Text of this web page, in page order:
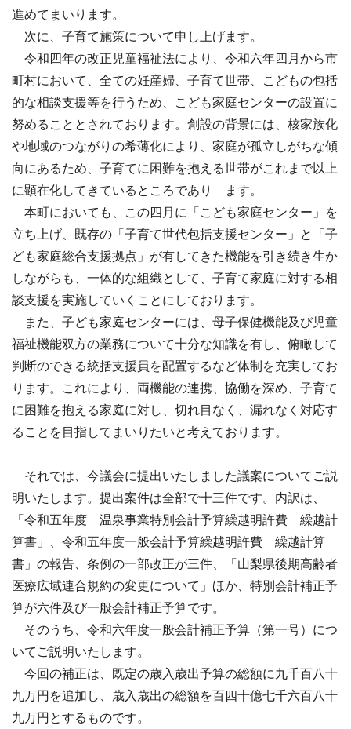
進めてまいります。
次に、子育て施策について申し上げます。
令和四年の改正児童福祉法により、令和六年四月から市
町村において、全ての妊産婦、子育て世帯、こどもの包括
的な相談支援等を行うため、こども家庭センターの設置に
努めることとされております。創設の背景には、核家族化
や地域のつながりの希薄化により、家庭が孤立しがちな傾
向にあるため、子育てに困難を抱える世帯がこれまで以上
に顕在化してきているところであり ます。
本町においても、この四月に「こども家庭センター」を
立ち上げ、既存の「子育て世代包括支援センター」と「子
ども家庭総合支援拠点」が有してきた機能を引き続き生か
しながらも、一体的な組織として、子育て家庭に対する相
談支援を実施していくことにしております。
また、子ども家庭センターには、母子保健機能及び児童
福祉機能双方の業務について十分な知識を有し、俯瞰して
判断のできる統括支援員を配置するなど体制を充実してお
ります。これにより、両機能の連携、協働を深め、子育て
に困難を抱える家庭に対し、切れ目なく、漏れなく対応す
ることを目指してまいりたいと考えております。
それでは、今議会に提出いたしました議案についてご説
明いたします。提出案件は全部で十三件です。内訳は、
「令和五年度 温泉事業特別会計予算繰越明許費 繰越計
算書」、令和五年度一般会計予算繰越明許費 繰越計算
書」の報告、条例の一部改正が三件、「山梨県後期高齢者
医療広域連合規約の変更について」ほか、特別会計補正予
算が六件及び一般会計補正予算です。
そのうち、令和六年度一般会計補正予算（第一号）につ
いてご説明いたします。
今回の補正は、既定の歳入歳出予算の総額に九千百八十
九万円を追加し、歳入歳出の総額を百四十億七千六百八十
九万円とするものです。